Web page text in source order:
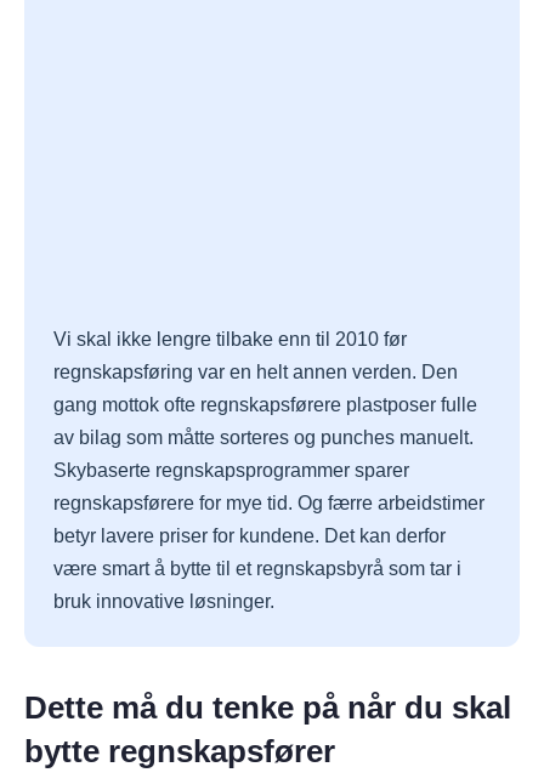
Vi skal ikke lengre tilbake enn til 2010 før
regnskapsføring var en helt annen verden. Den
gang mottok ofte regnskapsførere plastposer fulle
av bilag som måtte sorteres og punches manuelt.
Skybaserte regnskapsprogrammer sparer
regnskapsførere for mye tid. Og færre arbeidstimer
betyr lavere priser for kundene. Det kan derfor
være smart å bytte til et regnskapsbyrå som tar i
bruk innovative løsninger.
Dette må du tenke på når du skal
bytte regnskapsfører